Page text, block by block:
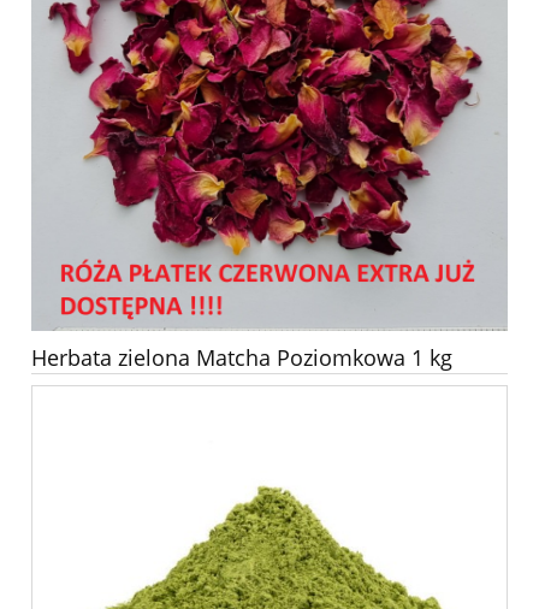
Herbata zielona Matcha Poziomkowa 1 kg